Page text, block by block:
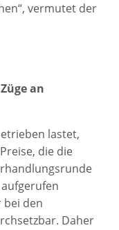
vermutet der
an
lastet,
die die
den
Daher